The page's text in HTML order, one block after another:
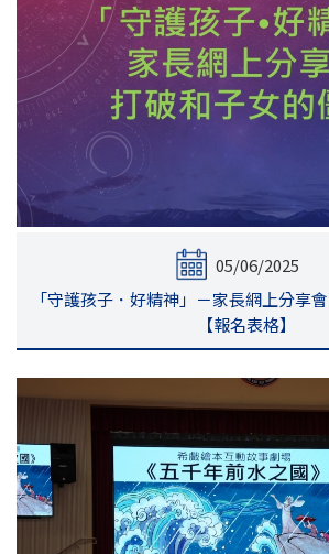
05/06/2025
「守護孩子．好精神」－家長網上分享
【報名表格】